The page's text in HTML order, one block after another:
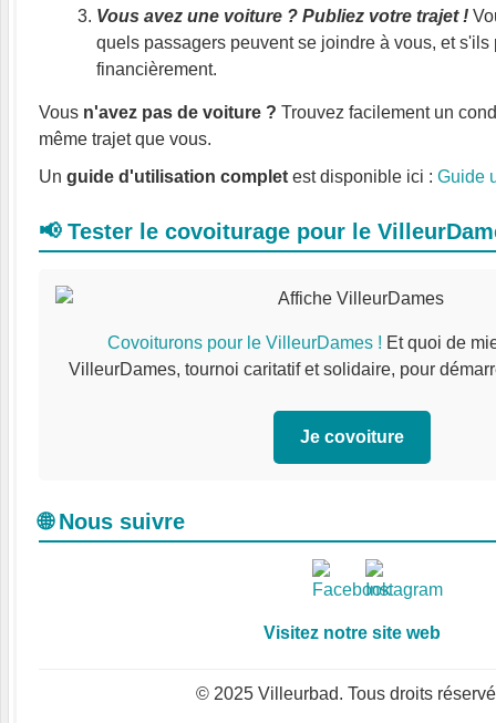
Vous avez une voiture ? Publiez votre trajet !
quels passagers peuvent se joindre à vous, et s'ils
financièrement.
Vous n'avez pas de voiture ? Trouvez facilement un
même trajet que vous.
Un guide d'utilisation complet est disponible ici : Guide
📢 Tester le covoiturage pour le
Covoiturons pour le VilleurDames ! Et quoi de
VilleurDames, tournoi caritatif et solidaire, pour
Je covoiture
🌐 Nous suivre
Visitez notre site web
© 2025 Villeurbad. Tous droits